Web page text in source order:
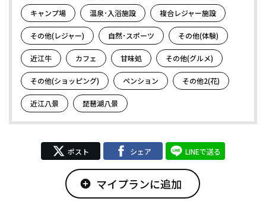
キャンプ場 温泉･入浴施設 複合レジャー施設
その他(レジャー) 自然･スポーツ その他(体験)
近江牛 カフェ 甘味処 その他(グルメ)
その他(ショッピング) ペンション その他2(花)
近江八景 琵琶湖八景
ポスト シェア LINEで送る
add_circle マイプランに追加